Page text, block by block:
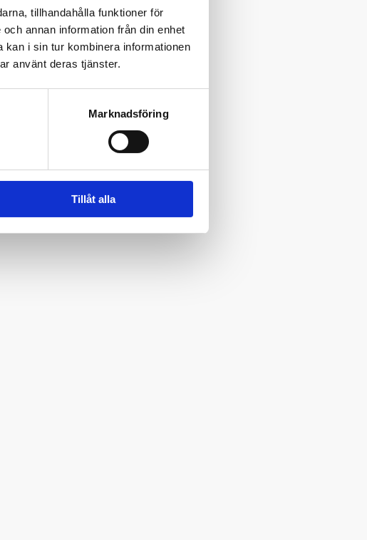
tillhandahålla funktioner för
annan information från din enhet
i sin tur kombinera informationen
använt deras tjänster.
Marknadsföring
Tillåt alla